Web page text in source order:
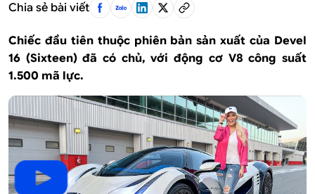
Chia sẻ bài viết
Chiếc đầu tiên thuộc phiên bản sản xuất của Devel
16 (Sixteen) đã có chủ, với động cơ V8 công suất
1.500 mã lực.